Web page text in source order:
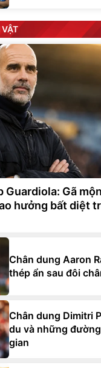
VẬT
Guardiola: Gã
hưởng bất diệt
Chân dung Aaron
thép ẩn sau đôi
Chân dung Dimitri
du và những
gian